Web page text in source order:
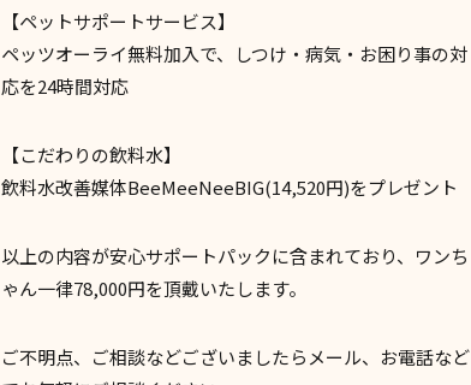
【ペットサポートサービス】
ペッツオーライ無料加入で、しつけ・病気・お困り事の対
応を24時間対応
【こだわりの飲料水】
飲料水改善媒体BeeMeeNeeBIG(14,520円)をプレゼント
以上の内容が安心サポートパックに含まれており、ワンち
ゃん一律78,000円を頂戴いたします。
ご不明点、ご相談などございましたらメール、お電話など